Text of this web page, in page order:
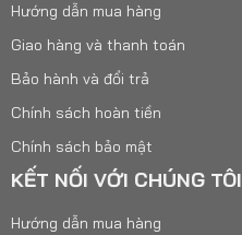
Hướng dẫn mua hàng
Giao hàng và thanh toán
Bảo hành và đổi trả
Chính sách hoàn tiền
Chính sách bảo mật
KẾT NỐI VỚI CHÚNG TÔI
Hướng dẫn mua hàng